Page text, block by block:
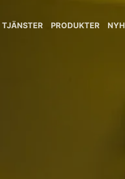
TJÄNSTER PRODUKTER